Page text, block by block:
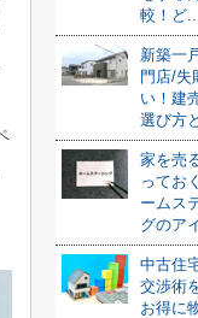
較！ど
新築一
門店/失
い！建
選び方
家を売
ってお
ームス
グのア
中古住
交渉術
お得に